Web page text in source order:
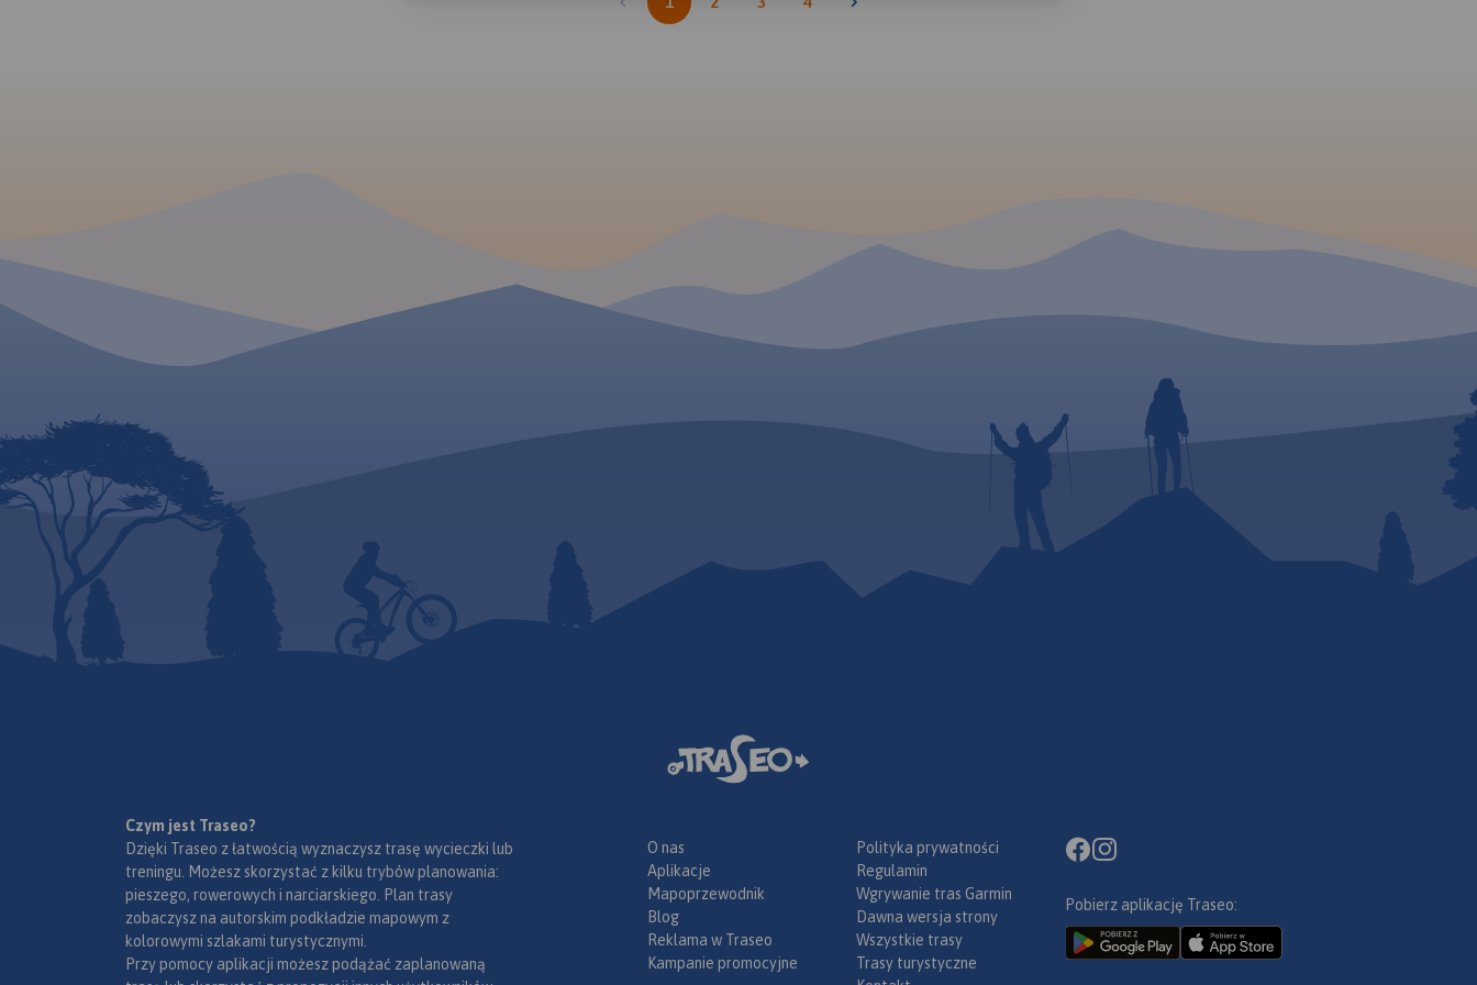
Czym jest Traseo?
Dzięki Traseo z łatwością wyznaczysz trasę wycieczki lub
treningu. Możesz skorzystać z kilku trybów planowania:
pieszego, rowerowych i narciarskiego. Plan trasy
zobaczysz na autorskim podkładzie mapowym z
kolorowymi szlakami turystycznymi.
Przy pomocy aplikacji możesz podążać zaplanowaną
O nas
Aplikacje
Mapoprzewodnik
Blog
Reklama w Traseo
Kampanie promocyjne
Polityka prywatności
Regulamin
Wgrywanie tras Garmin
Dawna wersja strony
Wszystkie trasy
Trasy turystyczne
Pobierz aplikację Traseo: